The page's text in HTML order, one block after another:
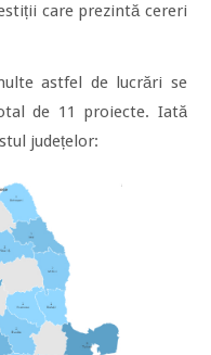
care prezintă cereri
astfel de lucrări se
de 11 proiecte. Iată
județelor: